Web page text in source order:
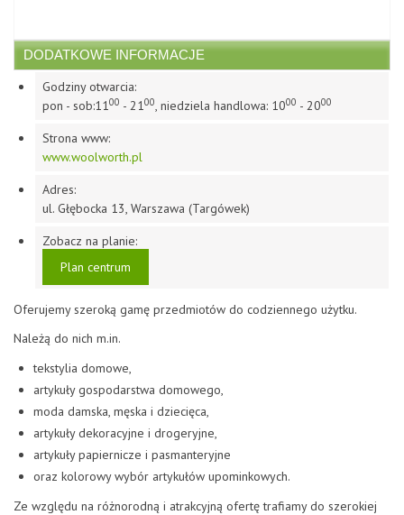
DODATKOWE INFORMACJE
Godziny otwarcia:
pon - sob:1100 - 2100, niedziela handlowa: 1000 - 2000
Strona www:
www.woolworth.pl
Adres:
ul. Głębocka 13, Warszawa (Targówek)
Zobacz na planie:
Plan centrum
Oferujemy szeroką gamę przedmiotów do codziennego użytku.
Należą do nich m.in.
tekstylia domowe,
artykuły gospodarstwa domowego,
moda damska, męska i dziecięca,
artykuły dekoracyjne i drogeryjne,
artykuły papiernicze i pasmanteryjne
oraz kolorowy wybór artykułów upominkowych.
Ze względu na różnorodną i atrakcyjną ofertę trafiamy do szerokiej